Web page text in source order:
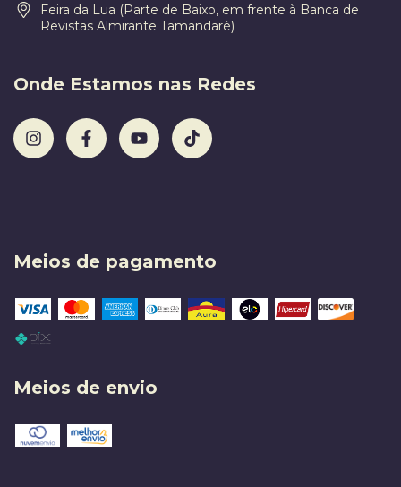
Feira da Lua (Parte de Baixo, em frente à Banca de
Revistas Almirante Tamandaré)
Onde Estamos nas Redes
Meios de pagamento
Meios de envio